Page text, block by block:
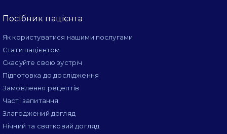
Посібник пацієнта
Як користуватися нашими послугами
Стати пацієнтом
Скасуйте свою зустріч
Підготовка до дослідження
Замовлення рецептів
Часті запитання
Злагоджений догляд
Нічний та святковий догляд